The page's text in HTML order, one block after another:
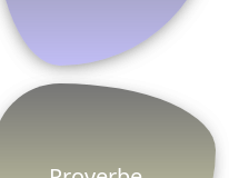
Partnaires
Tous droits